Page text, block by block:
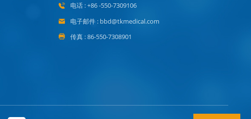
电话 : +86 -550-7309106
电子邮件 : bbd@tkmedical.com
传真 : 86-550-7308901